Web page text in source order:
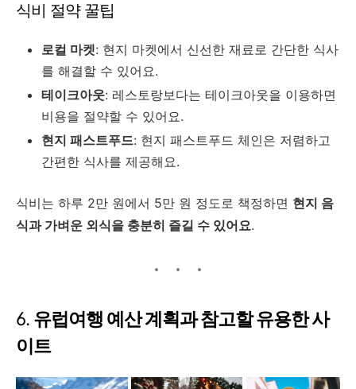
식비 절약 꿀팁
로컬 마켓: 현지 마켓에서 신선한 재료로 간단한 식사
를 해결할 수 있어요.
테이크아웃: 레스토랑보다는 테이크아웃을 이용하면
비용을 절약할 수 있어요.
현지 패스트푸드: 현지 패스트푸드 체인은 저렴하고
간편한 식사를 제공해요.
식비는 하루 2만 원에서 5만 원 정도로 책정하면 현지 음
식과 가벼운 외식을 충분히 즐길 수 있어요.
6. 유럽여행 예산 계획과 참고할 유용한 사
이트